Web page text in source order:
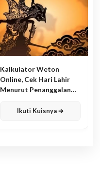
Kalkulator Weton
Online, Cek Hari Lahir
Menurut Penanggalan
Ikuti Kuisnya ➔